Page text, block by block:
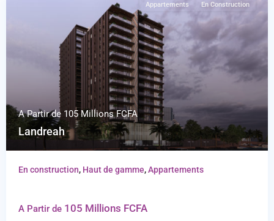
Appartements En Construction
A Partir de 105 Millions FCFA
Landreah
En construction, Haut de gamme,Appartements
A Partir de 105 Millions FCFA